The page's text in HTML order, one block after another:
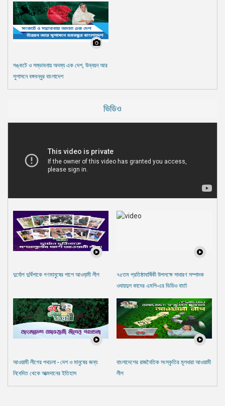
সঙ্কটে ও সম্ভাবনায় অদম্য এক দেশ, উন্নয়ন আর
সুশাসনে বঙ্গবন্ধুর বাংলাদেশ
ভিডিও
দুর্যোগ দুর্বিপাকে গণমানুষের পাশে আওযা়মী লীগ
৭৫তম প্রতিষ্ঠাবার্ষিকী উপলক্ষে সাধারণ সম্পাদক
ওবায়দুল কাদের এমপি-এর ভিডিও বার্তা
আওয়ামী লীগের পথচলা - দেশ ও মানুষের জন্য
নিবেদিত থেকে আত্মদানের ইতিহাস
বাংলাদেশের রাজনৈতিক সংস্কৃতির মূলধারা আওয়ামী
লীগ